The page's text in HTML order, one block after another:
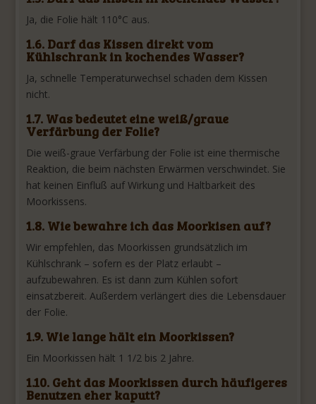
Ja, die Folie hält 110°C aus.
1.6. Darf das Kissen direkt vom
Kühlschrank in kochendes Wasser?
Ja, schnelle Temperaturwechsel schaden dem Kissen
nicht.
1.7. Was bedeutet eine weiß/graue
Verfärbung der Folie?
Die weiß-graue Verfärbung der Folie ist eine thermische
Reaktion, die beim nächsten Erwärmen verschwindet. Sie
hat keinen Einfluß auf Wirkung und Haltbarkeit des
Moorkissens.
1.8. Wie bewahre ich das Moorkisen auf?
Wir empfehlen, das Moorkissen grundsätzlich im
Kühlschrank – sofern es der Platz erlaubt –
aufzubewahren. Es ist dann zum Kühlen sofort
einsatzbereit. Außerdem verlängert dies die Lebensdauer
der Folie.
1.9. Wie lange hält ein Moorkissen?
Ein Moorkissen hält 1 1/2 bis 2 Jahre.
1.10. Geht das Moorkissen durch häufigeres
Benutzen eher kaputt?